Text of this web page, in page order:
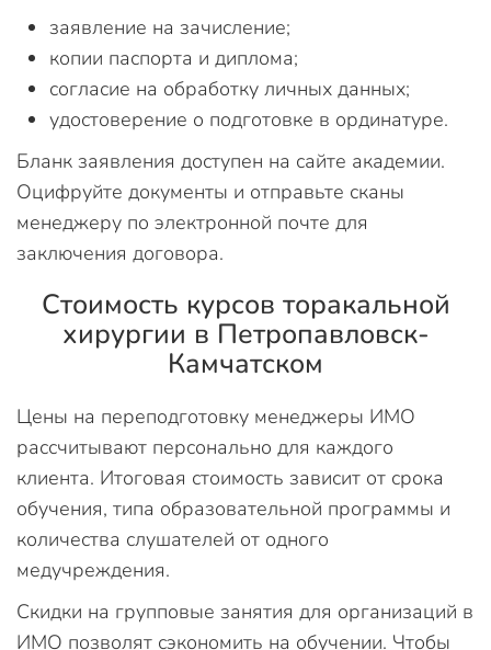
заявление на зачисление;
копии паспорта и диплома;
согласие на обработку личных данных;
удостоверение о подготовке в ординатуре.
Бланк заявления доступен на сайте академии.
Оцифруйте документы и отправьте сканы
менеджеру по электронной почте для
заключения договора.
Стоимость курсов торакальной
хирургии в Петропавловск-
Камчатском
Цены на переподготовку менеджеры ИМО
рассчитывают персонально для каждого
клиента. Итоговая стоимость зависит от срока
обучения, типа образовательной программы и
количества слушателей от одного
медучреждения.
Скидки на групповые занятия для организаций в
ИМО позволят сэкономить на обучении. Чтобы